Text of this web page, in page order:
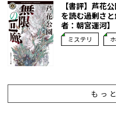
【書評】芦花
を読む――過剰さ
者：朝宮運河】
ミステリ
もっ